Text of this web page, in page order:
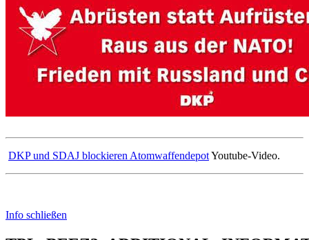
DKP und SDAJ blockieren AtomwaffendepotYoutube-Video.
Info schließen